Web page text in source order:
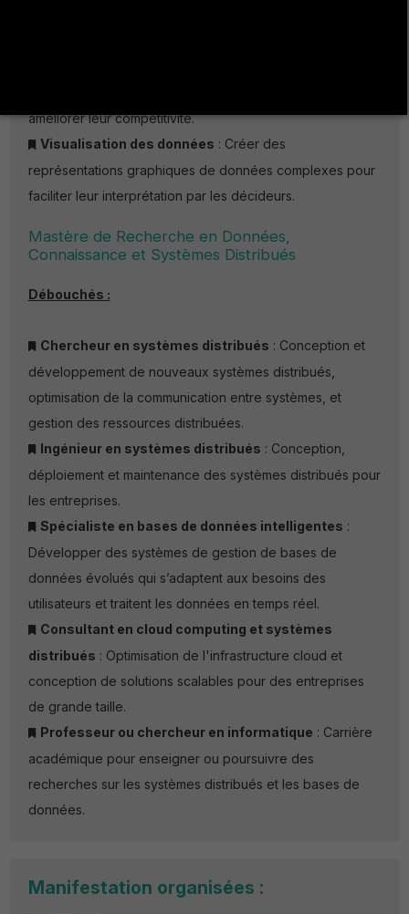
améliorer leur compétitivité.
Visualisation des données : Créer des
représentations graphiques de données complexes pour
faciliter leur interprétation par les décideurs.
Mastère de Recherche en Données,
Connaissance et Systèmes Distribués
Débouchés :
Chercheur en systèmes distribués : Conception et
développement de nouveaux systèmes distribués,
optimisation de la communication entre systèmes, et
gestion des ressources distribuées.
Ingénieur en systèmes distribués : Conception,
déploiement et maintenance des systèmes distribués pour
les entreprises.
Spécialiste en bases de données intelligentes :
Développer des systèmes de gestion de bases de
données évolués qui s’adaptent aux besoins des
utilisateurs et traitent les données en temps réel.
Consultant en cloud computing et systèmes
distribués : Optimisation de l'infrastructure cloud et
conception de solutions scalables pour des entreprises
de grande taille.
Professeur ou chercheur en informatique : Carrière
académique pour enseigner ou poursuivre des
recherches sur les systèmes distribués et les bases de
données.
Manifestation organisées :